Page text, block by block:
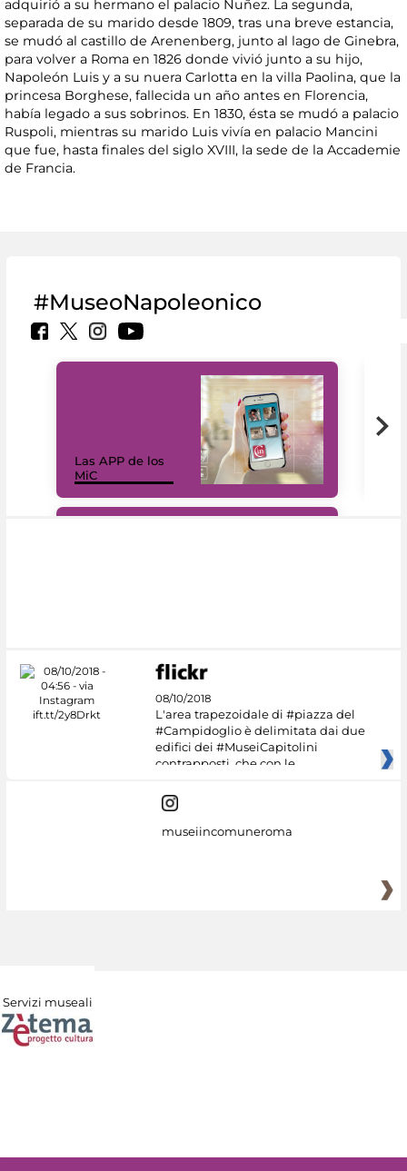
adquirió a su hermano el palacio Nuñez. La segunda,
separada de su marido desde 1809, tras una breve estancia,
se mudó al castillo de Arenenberg, junto al lago de Ginebra,
para volver a Roma en 1826 donde vivió junto a su hijo,
Napoleón Luis y a su nuera Carlotta en la villa Paolina, que la
princesa Borghese, fallecida un año antes en Florencia,
había legado a sus sobrinos. En 1830, ésta se mudó a palacio
Ruspoli, mientras su marido Luis vivía en palacio Mancini
que fue, hasta finales del siglo XVIII, la sede de la Accademie
de Francia.
#MuseoNapoleonico
Las APP de los
MiC
08/10/2018
L'area trapezoidale di #piazza del
#Campidoglio è delimitata dai due
edifici dei #MuseiCapitolini
contrapposti, che con le
museiincomuneroma
Servizi museali